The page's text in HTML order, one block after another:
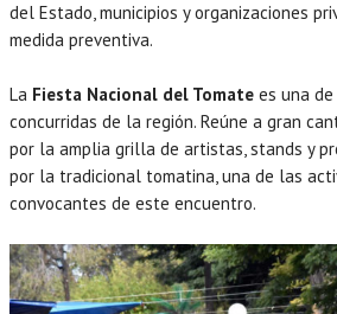
del Estado, municipios y organizaciones
medida preventiva.
La Fiesta Nacional del Tomate es una
concurridas de la región. Reúne a gran
por la amplia grilla de artistas, stands y
por la tradicional tomatina, una de las
convocantes de este encuentro.